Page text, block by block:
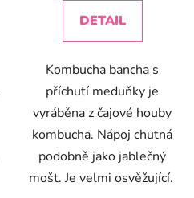
DETAIL
Kombucha bancha s
příchutí meduňky je
vyráběna z čajové houby
kombucha. Nápoj chutná
podobně jako jablečný
mošt. Je velmi osvěžující.